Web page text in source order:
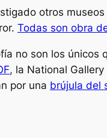
otros
Todas son obra
no son los
, la National
por una brújula del